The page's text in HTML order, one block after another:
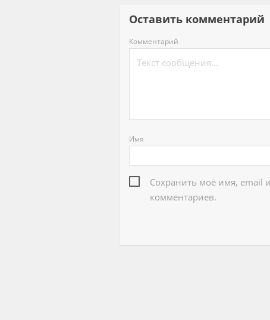
Оставить комментарий
Комментарий
Имя
Сохранить моё имя, email
комментариев.